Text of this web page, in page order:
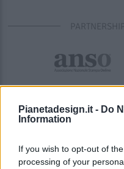
Pianetadesign.it - Do
Information
If you wish to opt-out of
processing of your